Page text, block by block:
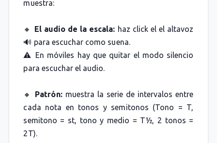
muestra:
🔸 El audio de la escala: haz click el el altavoz
🔊 para escuchar como suena.
⚠️ En móviles hay que quitar el modo silencio
para escuchar el audio.
🔸 Patrón:muestra la serie de intervalos entre
cada nota en tonos y semitonos (Tono = T,
semitono = st, tono y medio = T½, 2 tonos =
2T).